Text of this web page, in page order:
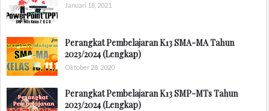
Januari 18, 2021
Perangkat Pembelajaran K13 SMA-MA Tahun
2023/2024 (Lengkap)
Oktober 28, 2020
Perangkat Pembelajaran K13 SMP-MTs Tahun
2023/2024 (Lengkap)